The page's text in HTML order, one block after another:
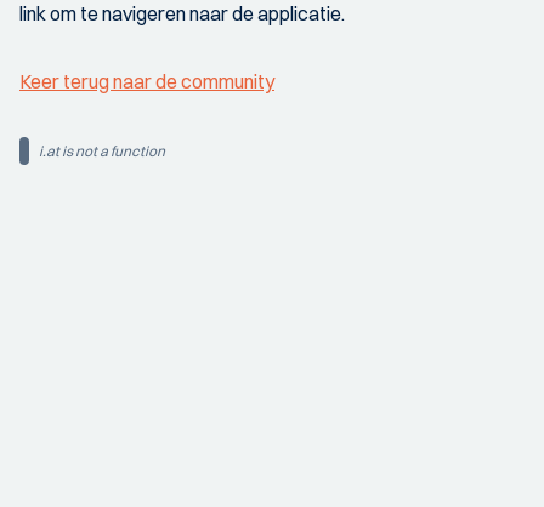
link om te navigeren naar de applicatie.
Keer terug naar de community
i.at is not a function